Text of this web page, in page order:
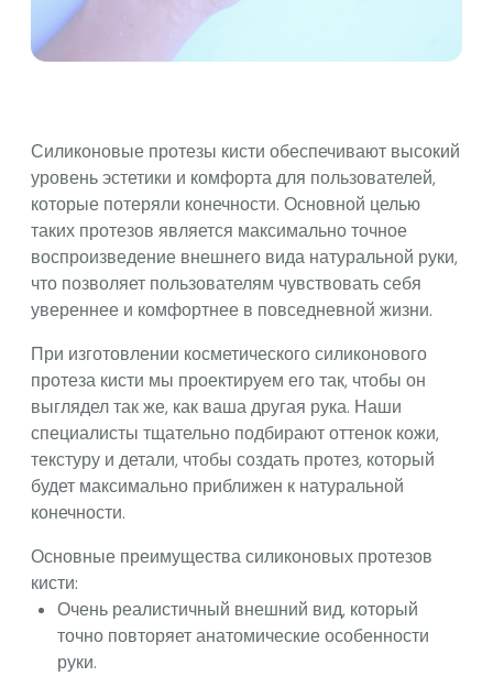
Силиконовые протезы кисти обеспечивают высокий
уровень эстетики и комфорта для пользователей,
которые потеряли конечности. Основной целью
таких протезов является максимально точное
воспроизведение внешнего вида натуральной руки,
что позволяет пользователям чувствовать себя
увереннее и комфортнее в повседневной жизни.
При изготовлении косметического силиконового
протеза кисти мы проектируем его так, чтобы он
выглядел так же, как ваша другая рука. Наши
специалисты тщательно подбирают оттенок кожи,
текстуру и детали, чтобы создать протез, который
будет максимально приближен к натуральной
конечности.
Основные преимущества силиконовых протезов
кисти:
Очень реалистичный внешний вид, который
точно повторяет анатомические особенности
руки.